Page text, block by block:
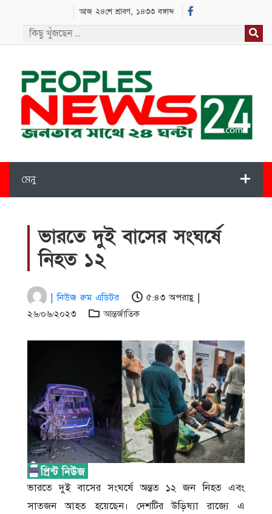
আজ ২৪শে শ্রাবণ, ১৪৩৩ বঙ্গাব্দ
মেনু
ভারতে দুই বাসের সংঘর্ষে
নিহত ১২
| নিউজ রুম এডিটর
৫:৪৩ অপরাহ্ণ |
২৬/০৬/২০২৩
আন্তর্জাতিক
ভারতে দুই বাসের সংঘর্ষে অন্তত ১২ জন নিহত এবং
সাতজন আহত হয়েছেন। দেশটির উড়িষ্যা রাজ্যে এ